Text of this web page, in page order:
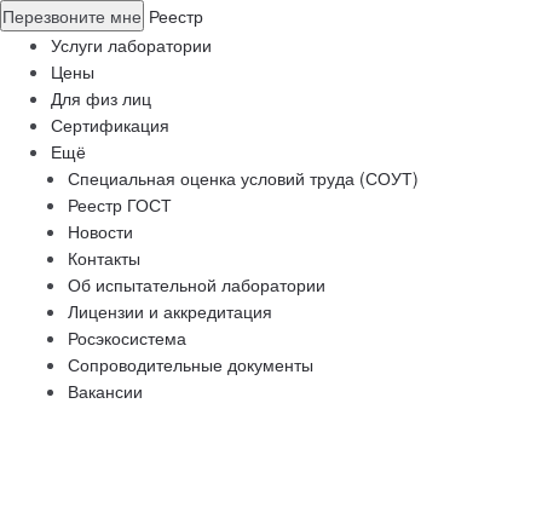
Перезвоните мне Реестр
Услуги лаборатории
Цены
Для физ лиц
Сертификация
Ещё
Специальная оценка условий труда (СОУТ)
Реестр ГОСТ
Новости
Контакты
Об испытательной лаборатории
Лицензии и аккредитация
Росэкосистема
Сопроводительные документы
Вакансии